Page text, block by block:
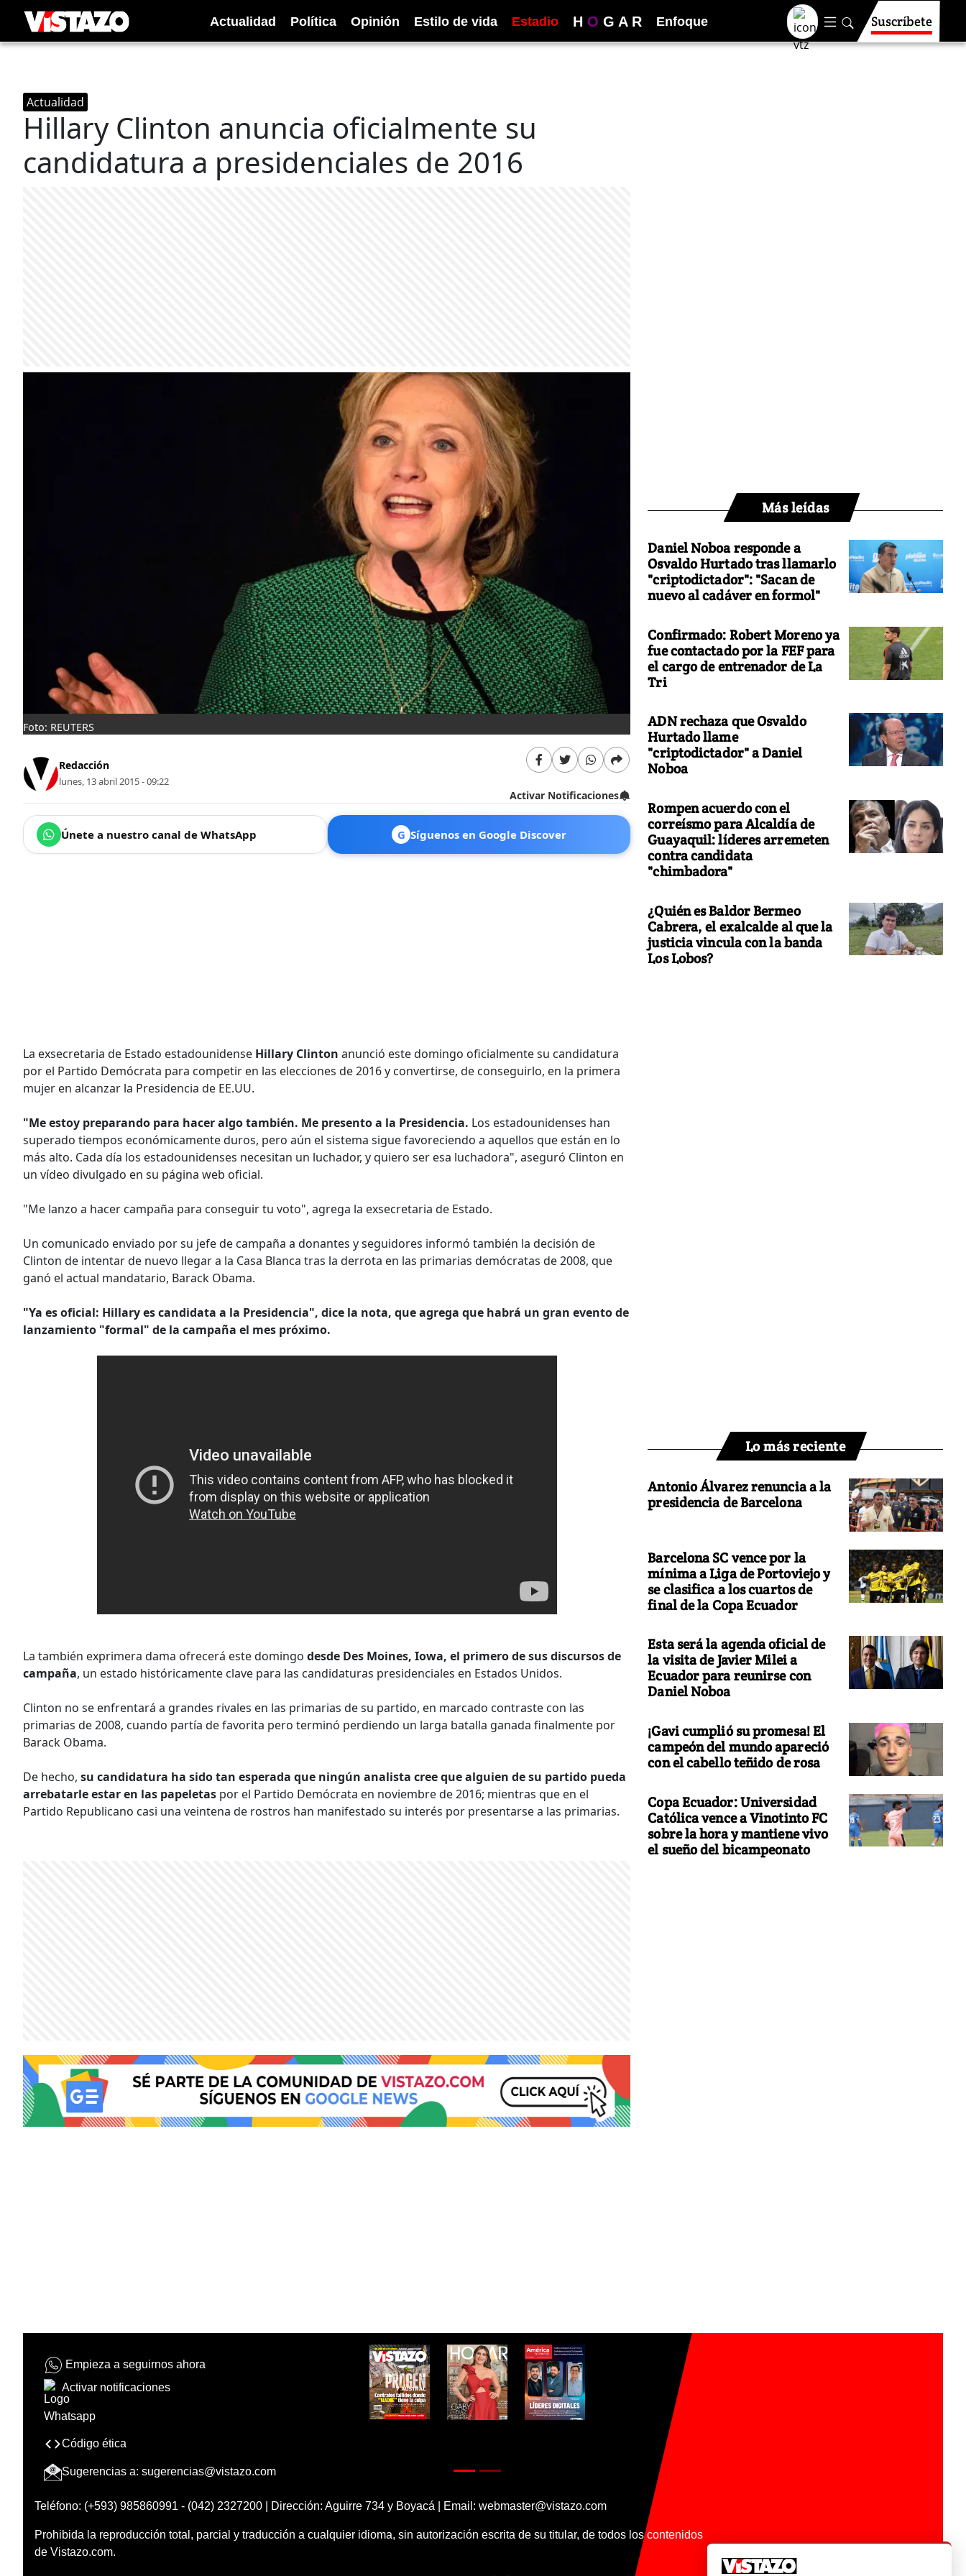
Actualidad Política Opinión Estilo de vida Estadio H O G A R Enfoque Suscríbete
Actualidad
Hillary Clinton anuncia oficialmente su
candidatura a presidenciales de 2016
Foto: REUTERS
Redacción
lunes, 13 abril 2015 - 09:22
Activar Notificaciones
Únete a nuestro canal de WhatsApp G Síguenos en Google Discover
La exsecretaria de Estado estadounidense Hillary Clinton anunció este domingo oficialmente su candidatura
por el Partido Demócrata para competir en las elecciones de 2016 y convertirse, de conseguirlo, en la primera
mujer en alcanzar la Presidencia de EE.UU.
"Me estoy preparando para hacer algo también. Me presento a la Presidencia. Los estadounidenses han
superado tiempos económicamente duros, pero aún el sistema sigue favoreciendo a aquellos que están en lo
más alto. Cada día los estadounidenses necesitan un luchador, y quiero ser esa luchadora", aseguró Clinton en
un vídeo divulgado en su página web oficial.
"Me lanzo a hacer campaña para conseguir tu voto", agrega la exsecretaria de Estado.
Un comunicado enviado por su jefe de campaña a donantes y seguidores informó también la decisión de
Clinton de intentar de nuevo llegar a la Casa Blanca tras la derrota en las primarias demócratas de 2008, que
ganó el actual mandatario, Barack Obama.
"Ya es oficial: Hillary es candidata a la Presidencia", dice la nota, que agrega que habrá un gran evento de
lanzamiento "formal" de la campaña el mes próximo.
La también exprimera dama ofrecerá este domingo desde Des Moines, Iowa, el primero de sus discursos de
campaña, un estado históricamente clave para las candidaturas presidenciales en Estados Unidos.
Clinton no se enfrentará a grandes rivales en las primarias de su partido, en marcado contraste con las
primarias de 2008, cuando partía de favorita pero terminó perdiendo un larga batalla ganada finalmente por
Barack Obama.
De hecho, su candidatura ha sido tan esperada que ningún analista cree que alguien de su partido pueda
arrebatarle estar en las papeletas por el Partido Demócrata en noviembre de 2016; mientras que en el
Partido Republicano casi una veintena de rostros han manifestado su interés por presentarse a las primarias.
Más leídas
Daniel Noboa responde a
Osvaldo Hurtado tras llamarlo
"criptodictador": "Sacan de
nuevo al cadáver en formol"
Confirmado: Robert Moreno ya
fue contactado por la FEF para
el cargo de entrenador de La
Tri
ADN rechaza que Osvaldo
Hurtado llame
"criptodictador" a Daniel
Noboa
Rompen acuerdo con el
correísmo para Alcaldía de
Guayaquil: líderes arremeten
contra candidata
"chimbadora"
¿Quién es Baldor Bermeo
Cabrera, el exalcalde al que la
justicia vincula con la banda
Los Lobos?
Lo más reciente
Antonio Álvarez renuncia a la
presidencia de Barcelona
Barcelona SC vence por la
mínima a Liga de Portoviejo y
se clasifica a los cuartos de
final de la Copa Ecuador
Esta será la agenda oficial de
la visita de Javier Milei a
Ecuador para reunirse con
Daniel Noboa
¡Gavi cumplió su promesa! El
campeón del mundo apareció
con el cabello teñido de rosa
Copa Ecuador: Universidad
Católica vence a Vinotinto FC
sobre la hora y mantiene vivo
el sueño del bicampeonato
Empieza a seguirnos ahora
Activar notificaciones
Código ética
Sugerencias a: sugerencias@vistazo.com
Teléfono: (+593) 985860991 - (042) 2327200 | Dirección: Aguirre 734 y Boyacá | Email: webmaster@vistazo.com
Prohibida la reproducción total, parcial y traducción a cualquier idioma, sin autorización escrita de su titular, de todos los contenidos
de Vistazo.com.